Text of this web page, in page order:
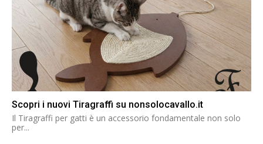
Scopri i nuovi Tiragraffi su nonsolocavallo.it
Il Tiragraffi per gatti è un accessorio fondamentale non solo
per...